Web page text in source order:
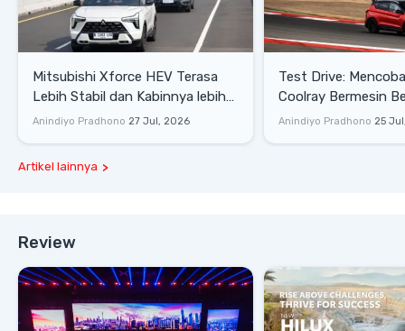
Mitsubishi Xforce HEV Terasa
Lebih Stabil dan Kabinnya lebih
Senyap
Anindiyo Pradhono 27 Jul, 2026
Test Drive: Mencoba Geely
Coolray Bermesin
di Sirkuit Mandalika
Anindiyo Pradhono 25
Artikel lainnya
Review